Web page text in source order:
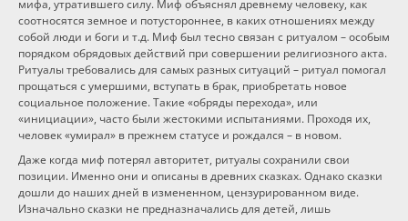
Персоналии
Статьи
Новости
Контакты
мифа, утратившего силу. Миф объяснял древнему человеку, как
соотносятся земное и потустороннее, в каких отношениях между
собой люди и боги и т.д. Миф был тесно связан с ритуалом – особым
порядком обрядовых действий при совершении религиозного акта.
Ритуалы требовались для самых разных ситуаций – ритуал помогал
прощаться с умершими, вступать в брак, приобретать новое
социальное положение. Такие «обряды перехода», или
«инициации», часто были жестокими испытаниями. Проходя их,
человек «умирал» в прежнем статусе и рождался – в новом.
Даже когда миф потерял авторитет, ритуалы сохранили свои
позиции. Именно они и описаны в древних сказках. Однако сказки
дошли до наших дней в измененном, цензурированном виде.
Изначально сказки не предназначались для детей, лишь